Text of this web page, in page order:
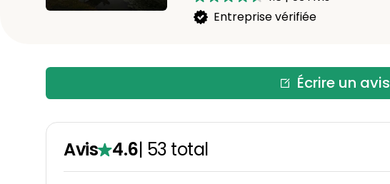
Entreprise vérifiée
Écrire un avis
Avis 4.6| 53 total